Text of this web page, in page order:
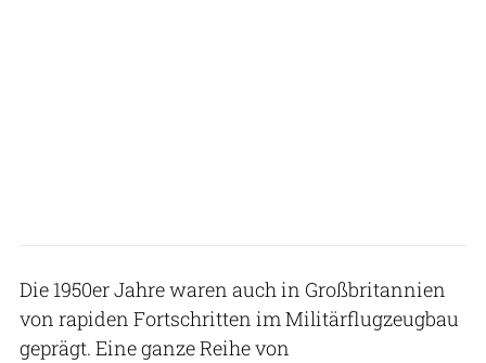
Die 1950er Jahre waren auch in Großbritannien
von rapiden Fortschritten im Militärflugzeugbau
geprägt. Eine ganze Reihe von